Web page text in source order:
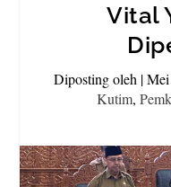
Vital
Diposting oleh |
Kutim,